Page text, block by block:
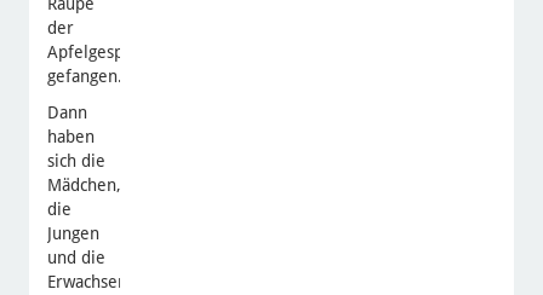
der
Apfelgespinstmotte
gefangen.
Dann
haben
sich die
Mädchen,
die
Jungen
und die
Erwachsenen